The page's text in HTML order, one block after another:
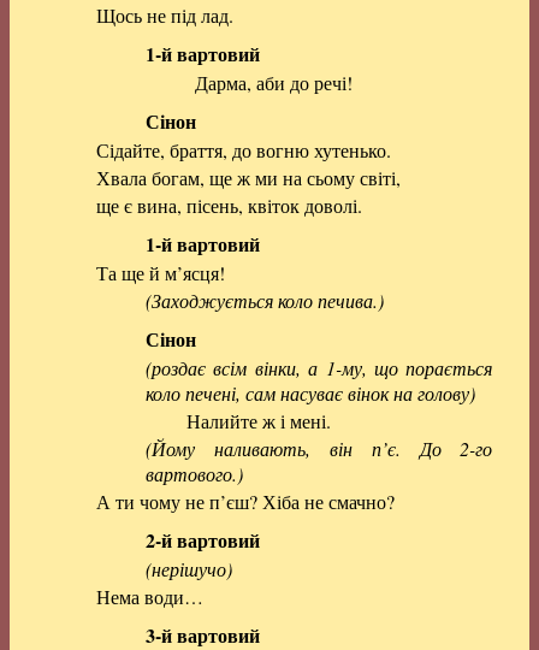
Щось не під лад.
1-й вартовий
Дарма, аби до речі!
Сінон
Сідайте, браття, до вогню хутенько.
Хвала богам, ще ж ми на сьому світі,
ще є вина, пісень, квіток доволі.
1-й вартовий
Та ще й м’ясця!
(Заходжується коло печива.)
Сінон
(роздає всім вінки, а 1-му, що порається
коло печені, сам насуває вінок на голову)
Налийте ж і мені.
(Йому наливають, він п’є. До 2-го
вартового.)
А ти чому не п’єш? Хіба не смачно?
2-й вартовий
(нерішучо)
Нема води…
3-й вартовий